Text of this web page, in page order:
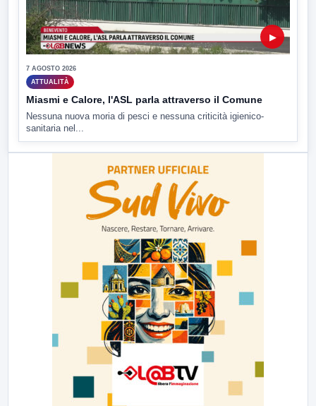
▶
7 AGOSTO 2026
ATTUALITÀ
Miasmi e Calore, l'ASL parla attraverso il Comune
Nessuna nuova moria di pesci e nessuna criticità igienico-
sanitaria nel...